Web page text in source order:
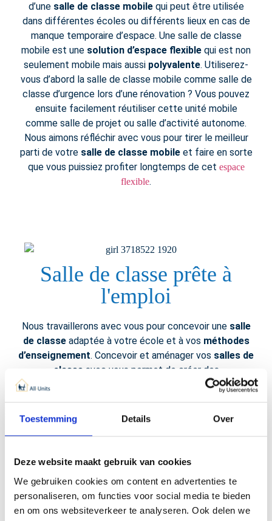
Toestemming Details Over
Deze website maakt gebruik van cookies
We gebruiken cookies om content en advertenties te
personaliseren, om functies voor social media te bieden
en om ons websiteverkeer te analyseren. Ook delen we
d’une salle de classe mobilequi peut être utilisée
dans différentes écoles ou différents lieux en cas de
manque temporaire d’espace. Une salle de classe
mobile est une solution d’espace flexible qui est non
seulement mobile mais aussi polyvalente. Utiliserez-
vous d’abord la salle de classe mobile comme salle de
classe d’urgence lors d’une rénovation ? Vous pouvez
ensuite facilement réutiliser cette unité mobile
comme salle de projet ou salle d’activité autonome.
Nous aimons réfléchir avec vous pour tirer le meilleur
parti de votre salle de classe mobileet faire en sorte
que vous puissiez profiter longtemps de cet espace
flexible.
Salle de classe prête à
l'emploi
Nous travaillerons avec vous pour concevoir une salle
de classeadaptée à votre école et à vos méthodes
d’enseignement. Concevoir et aménager vos salles de
classe avec vous permet de créer des
environnements d’apprentissage pratiques et
un coin lecture, un espace informatique ou un espace
à votre école ou à une salle de classe existante en un
équipées de grandes fenêtres, de double vitrage, d’une
isolation adéquate et d’une climatisation naturelle pour
unenvironnement d’apprentissage optimal.